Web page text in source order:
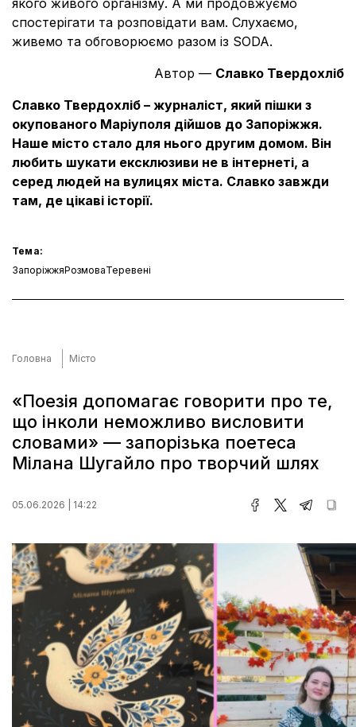
спостерігати та розповідати вам. Слухаємо,
живемо та обговорюємо разом із SODA.
Автор — Славко Твердохліб
Славко Твердохліб – журналіст, який пішки з
окупованого Маріуполя дійшов до Запоріжжя.
Наше місто стало для нього другим домом. Він
любить шукати ексклюзиви не в інтернеті, а
серед людей на вулицях міста. Славко завжди
там, де цікаві історії.
Тема:
ЗапоріжжяРозмоваТеревені
Головна Місто
«Поезія допомагає говорити про те,
що інколи неможливо висловити
словами» — запорізька поетеса
Мілана Шугайло про творчий шлях
05.06.2026 | 14:22